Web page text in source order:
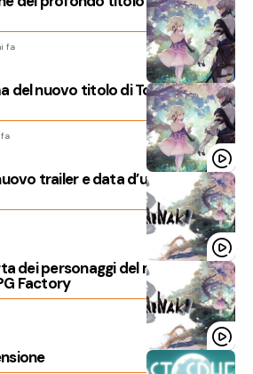
fa
del nuovo titolo di Tokyo RPG
fa
trailer e data d’uscita
dei personaggi del mondo
Factory